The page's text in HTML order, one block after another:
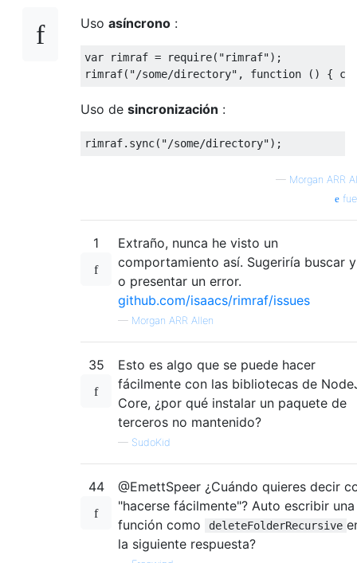
Uso asíncrono :
var rimraf = require( "rimraf");
rimraf( "/some/directory" , function () {
Uso de sincronización :
rimraf. sync( "/some/directory");
— Morgan ARR
1
Extraño, nunca he visto un
comportamiento así. Sugeriría buscar
o presentar un error.
github.com/isaacs/rimraf/issues
— Morgan ARR Allen
35
Esto es algo que se puede hacer
fácilmente con las bibliotecas de
Core, ¿por qué instalar un paquete de
terceros no mantenido?
— SudoKid
44
@EmettSpeer ¿Cuándo quieres decir
"hacerse fácilmente"? Auto escribir una
función como
deleteFolderRecursive
la siguiente respuesta?